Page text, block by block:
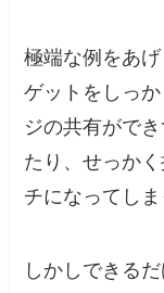
極端な例をあ
ゲットをしっ
ジの共有がで
たり、せっか
チになってし
しかしできる